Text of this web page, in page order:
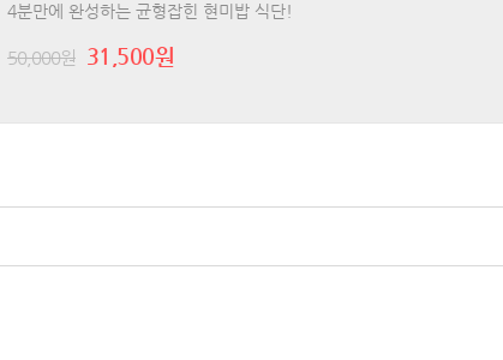
4분만에 완성하는 균형잡힌 현미밥 식단!
50,000원 31,500원